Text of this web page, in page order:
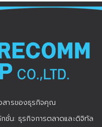
สารของธุรกิจคุณ
ชั่น: ธุรกิจการตลาดและดิจิทัล